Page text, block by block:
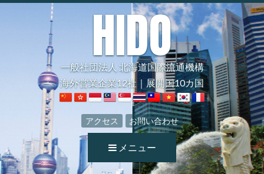
HIDO
一般社団法人 北海道国際流通機構
海外営業企業12社｜展開国10カ国
アクセス お問い合わせ
メニュー